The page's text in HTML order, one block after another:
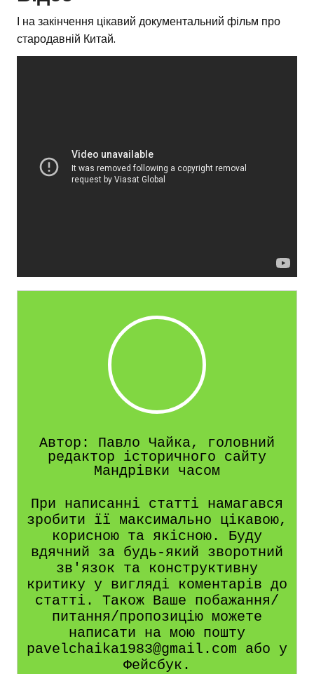
І на закінчення цікавий документальний фільм про
стародавній Китай.
Автор: Павло Чайка, головний
редактор історичного сайту
Мандрівки часом
При написанні статті намагався
зробити її максимально цікавою,
корисною та якісною. Буду
вдячний за будь-який зворотний
зв'язок та конструктивну
критику у вигляді коментарів до
статті. Також Ваше побажання/
питання/пропозицію можете
написати на мою пошту
pavelchaika1983@gmail.com або у
Фейсбук.